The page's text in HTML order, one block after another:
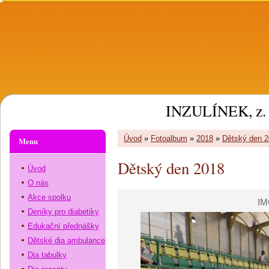
INZULÍNEK, z.
Úvod » Fotoalbum » 2018 » Dětský den
Dětský den 2018
Menu
Úvod
O nás
Akce spolku
Deníky pro diabetiky
Edukační přednášky
Dětské dia ambulance
Dia tabulky